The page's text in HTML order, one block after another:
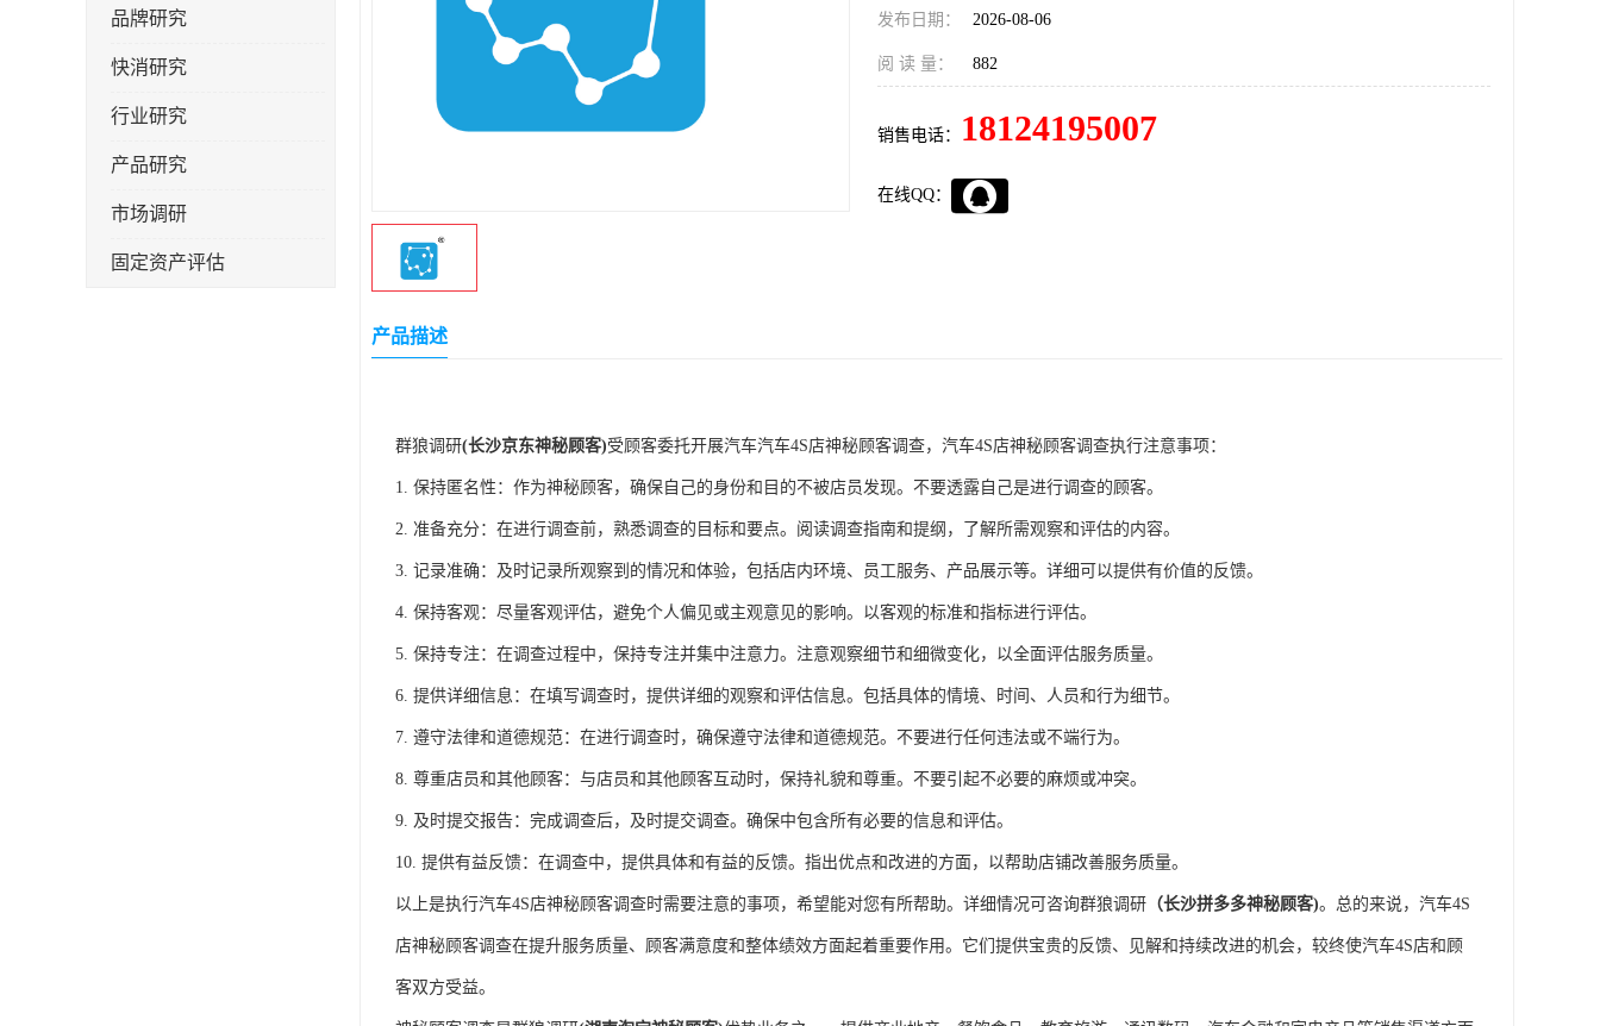
品牌研究
快消研究
行业研究
产品研究
市场调研
固定资产评估
发布日期： 2026-08-06
阅 读 量： 882
销售电话： 18124195007
在线QQ：
产品描述
群狼调研(长沙京东神秘顾客)受顾客委托开展汽车汽车4S店神秘顾客调查，汽车4S店神秘顾客调查执行注意事项：
1. 保持匿名性：作为神秘顾客，确保自己的身份和目的不被店员发现。不要透露自己是进行调查的顾客。
2. 准备充分：在进行调查前，熟悉调查的目标和要点。阅读调查指南和提纲，了解所需观察和评估的内容。
3. 记录准确：及时记录所观察到的情况和体验，包括店内环境、员工服务、产品展示等。详细可以提供有价值的反馈。
4. 保持客观：尽量客观评估，避免个人偏见或主观意见的影响。以客观的标准和指标进行评估。
5. 保持专注：在调查过程中，保持专注并集中注意力。注意观察细节和细微变化，以全面评估服务质量。
6. 提供详细信息：在填写调查时，提供详细的观察和评估信息。包括具体的情境、时间、人员和行为细节。
7. 遵守法律和道德规范：在进行调查时，确保遵守法律和道德规范。不要进行任何违法或不端行为。
8. 尊重店员和其他顾客：与店员和其他顾客互动时，保持礼貌和尊重。不要引起不必要的麻烦或冲突。
9. 及时提交报告：完成调查后，及时提交调查。确保中包含所有必要的信息和评估。
10. 提供有益反馈：在调查中，提供具体和有益的反馈。指出优点和改进的方面，以帮助店铺改善服务质量。
以上是执行汽车4S店神秘顾客调查时需要注意的事项，希望能对您有所帮助。详细情况可咨询群狼调研 （长沙拼多多神秘顾客)。总的来说，汽车4S
店神秘顾客调查在提升服务质量、顾客满意度和整体绩效方面起着重要作用。它们提供宝贵的反馈、见解和持续改进的机会，较终使汽车4S店和顾
客双方受益。